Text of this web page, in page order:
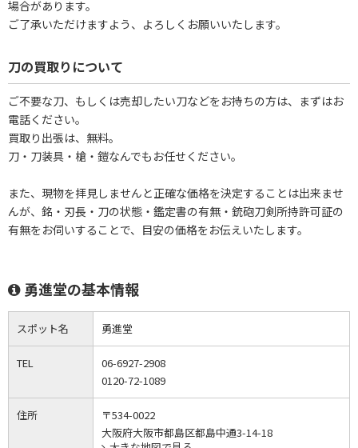
場合があります。
ご了承いただけますよう、よろしくお願いいたします。
刀の買取りについて
ご不要な刀、もしくは売却したい刀などをお持ちの方は、まずはお
電話ください。
買取り出張は、無料。
刀・刀装具・槍・鎧なんでもお任せください。
また、現物を拝見しませんと正確な価格を決定することは出来ませ
んが、銘・刃長・刀の状態・鑑定書の有無・銃砲刀剣所持許可証の
有無をお伺いすることで、目安の価格をお伝えいたします。
勇進堂の基本情報
スポット名 勇進堂
TEL
06-6927-2908
0120-72-1089
住所
〒534-0022
大阪府大阪市都島区都島中通3-14-18